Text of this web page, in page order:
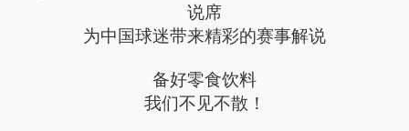
说席
为中国球迷带来精彩的赛事解说
备好零食饮料
我们不见不散！